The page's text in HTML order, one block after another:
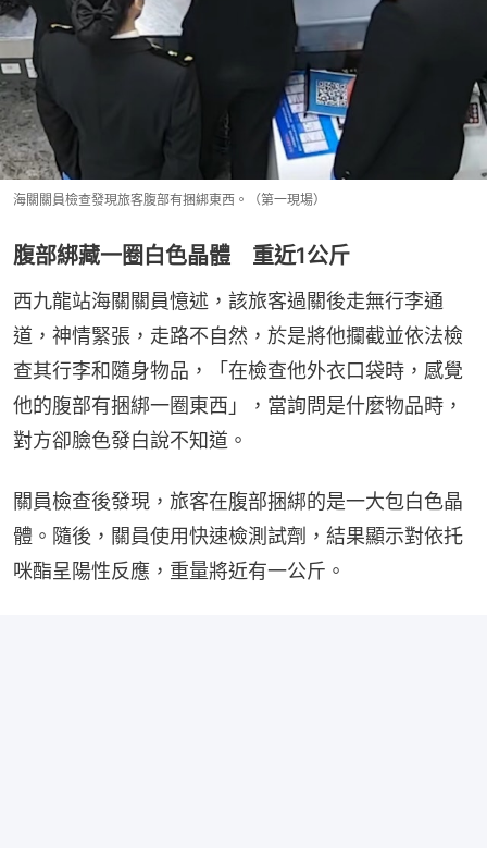
海關關員檢查發現旅客腹部有捆綁東西。（第一現場）
腹部綁藏一圈白色晶體 重近1公斤
西九龍站海關關員憶述，該旅客過關後走無行李通
道，神情緊張，走路不自然，於是將他攔截並依法檢
查其行李和隨身物品，「在檢查他外衣口袋時，感覺
他的腹部有捆綁一圈東西」，當詢問是什麼物品時，
對方卻臉色發白說不知道。
關員檢查後發現，旅客在腹部捆綁的是一大包白色晶
體。隨後，關員使用快速檢測試劑，結果顯示對依托
咪酯呈陽性反應，重量將近有一公斤。